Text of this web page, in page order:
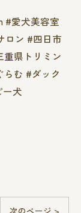
#愛犬美容室
ロン #四日市
重県トリミン
む #ダック
犬
次のページ >